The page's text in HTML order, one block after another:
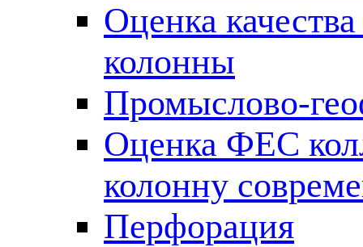
Оценка
колонны
Промыслово-
Оценка ФЕС
колонну
Перфорация